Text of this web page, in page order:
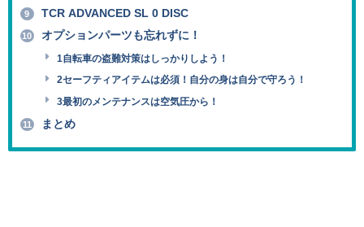
9 TCR ADVANCED SL 0 DISC
10 オプションパーツも忘れずに！
1自転車の盗難対策はしっかりしよう！
2セーフティアイテムは必須！自分の身は自分で守ろう！
3最初のメンテナンスは空気圧から！
11 まとめ